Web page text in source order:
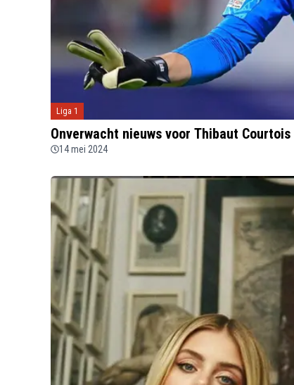
Liga 1
Onverwacht nieuws voor Thibaut
14 mei 2024